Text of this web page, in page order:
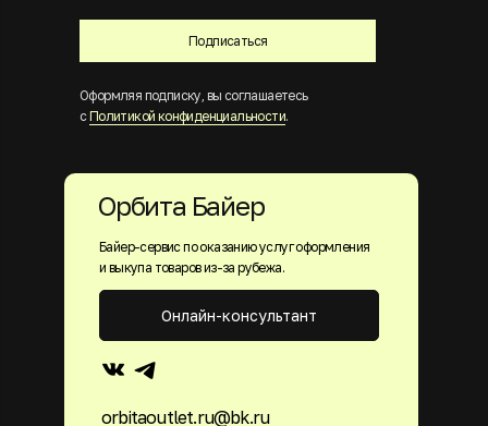
Подписаться
Оформляя подписку, вы соглашаетесь
с Политикой конфиденциальности.
Байер-сервис по оказанию услуг оформления
и выкупа товаров из-за рубежа.
orbitaoutlet.ru@bk.ru
Онлайн-консультант
Орбита Байер